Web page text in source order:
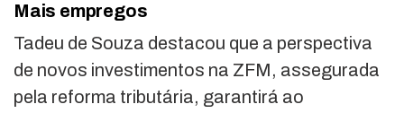
Mais empregos
Tadeu de Souza destacou que a perspectiva
de novos investimentos na ZFM, assegurada
pela reforma tributária, garantirá ao